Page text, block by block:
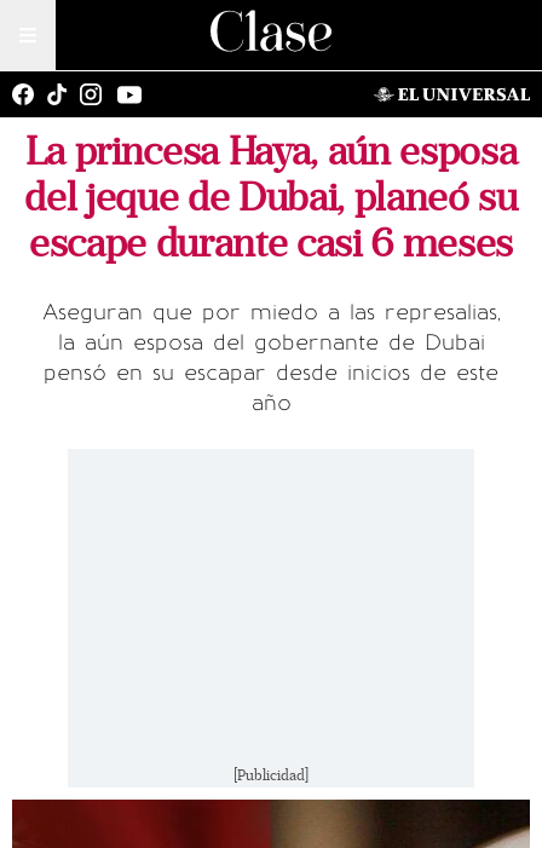
La princesa Haya, aún esposa
del jeque de Dubai, planeó su
escape durante casi 6 meses
Aseguran que por miedo a las represalias,
la aún esposa del gobernante de Dubai
pensó en su escapar desde inicios de este
año
[Publicidad]